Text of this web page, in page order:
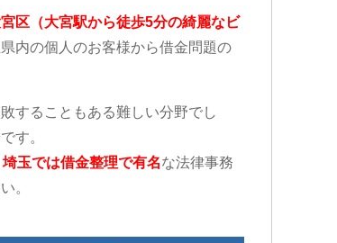
区（大宮駅から徒歩5分の綺麗なビ
内の個人のお客様から借金問題の
することもある難しい分野でし
す。
埼玉では借金整理で有名な法律事務
。